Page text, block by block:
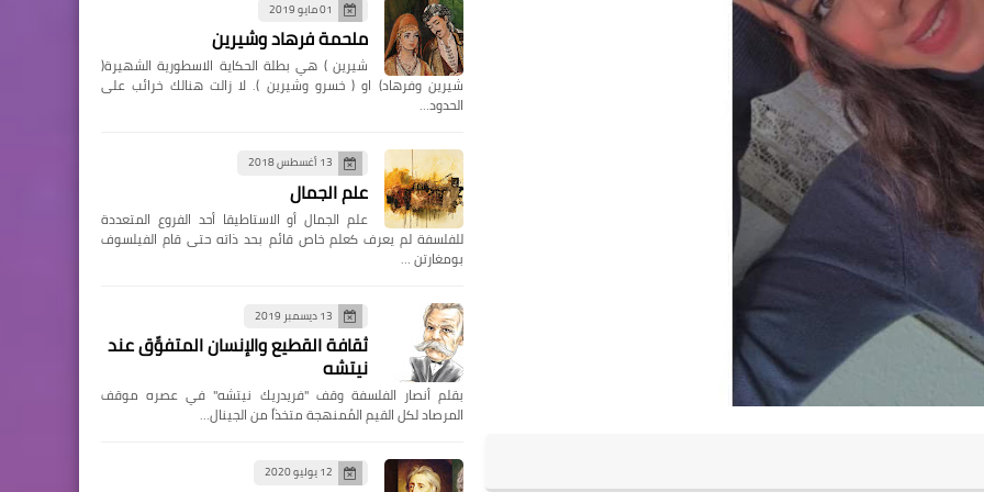
01 مايو 2019
ملحمة فرهاد وشيرين
شيرين ) هي بطلة الحكاية الاسطورية الشهيرة(
شيرين وفرهاد) او ( خسرو وشيرين ). لا زالت هنالك خرائب على
الحدود…
13 أغسطس 2018
علم الجمال
علم الجمال أو الاستاطيقا أحد الفروع المتعددة
للفلسفة لم يعرف كعلم خاص قائم بحد ذاته حتى قام الفيلسوف
بومغارتن …
13 ديسمبر 2019
ثقافة القطيع والإنسان المتفوِّق عند
نيتشه
بقلم أنصار الفلسفة وقف "فريدريك نيتشه" في عصره موقف
المرصاد لكل القيم المُمنهجة متخذاً من الجينال…
12 يوليو 2020